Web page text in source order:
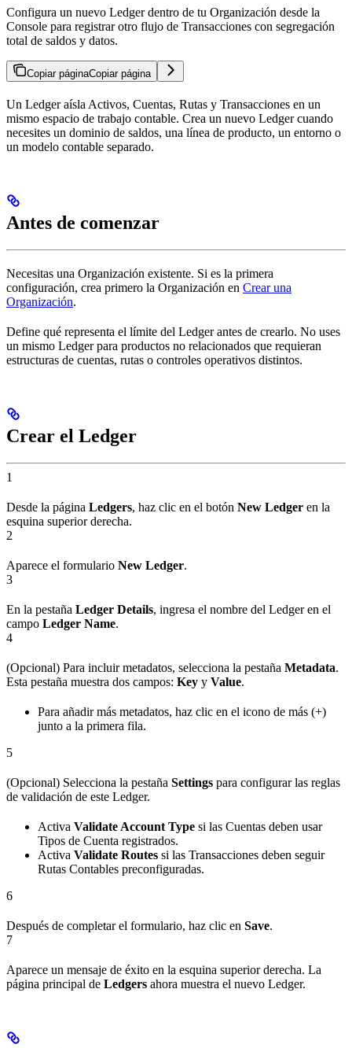
Configura un nuevo Ledger dentro de tu Organización desde la
Console para registrar otro flujo de Transacciones con segregación
total de saldos y datos.
Copiar páginaCopiar página
Un Ledger aísla Activos, Cuentas, Rutas y Transacciones en un
mismo espacio de trabajo contable. Crea un nuevo Ledger cuando
necesites un dominio de saldos, una línea de producto, un entorno o
un modelo contable separado.
Antes de comenzar
Necesitas una Organización existente. Si es la primera
configuración, crea primero la Organización en Crear una
Organización.
Define qué representa el límite del Ledger antes de crearlo. No uses
un mismo Ledger para productos no relacionados que requieran
estructuras de cuentas, rutas o controles operativos distintos.
Crear el Ledger
1
Desde la página Ledgers, haz clic en el botón New Ledger en la
esquina superior derecha.
2
Aparece el formulario New Ledger.
3
En la pestaña Ledger Details, ingresa el nombre del Ledger en el
campo Ledger Name.
4
(Opcional) Para incluir metadatos, selecciona la pestaña Metadata.
Esta pestaña muestra dos campos: Key y Value.
Para añadir más metadatos, haz clic en el icono de más (+)
junto a la primera fila.
5
(Opcional) Selecciona la pestaña Settings para configurar las reglas
de validación de este Ledger.
Activa Validate Account Type si las Cuentas deben usar
Tipos de Cuenta registrados.
Activa Validate Routes si las Transacciones deben seguir
Rutas Contables preconfiguradas.
6
Después de completar el formulario, haz clic en Save.
7
Aparece un mensaje de éxito en la esquina superior derecha. La
página principal de Ledgers ahora muestra el nuevo Ledger.